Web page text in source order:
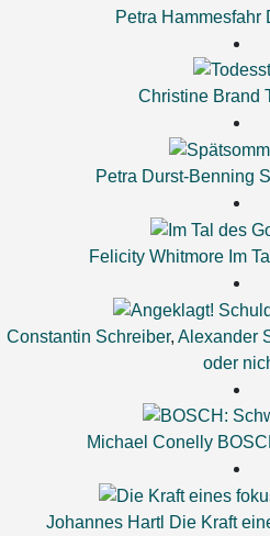
Petra Hammesfahr
Christine Brand
Petra Durst-Benning
Felicity Whitmore Im
Constantin Schreiber, Alexander
oder
Michael Conelly
Johannes Hartl Die Kraft